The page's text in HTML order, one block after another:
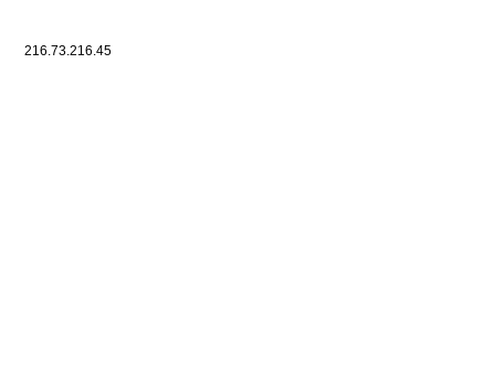
216.73.216.45